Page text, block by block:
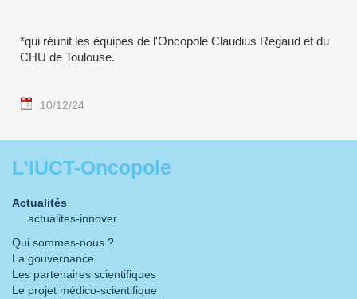
*qui réunit les équipes de l'Oncopole Claudius Regaud et du
CHU de Toulouse.
10/12/24
L'IUCT-Oncopole
Actualités
actualites-innover
Qui sommes-nous ?
La gouvernance
Les partenaires scientifiques
Le projet médico-scientifique